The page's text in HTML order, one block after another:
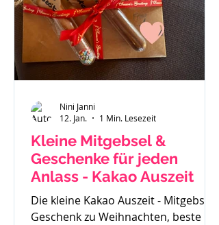
wir uns einen Fendt 470 gekauft.
Solide, gut verarbeitet und passend
für
Kleine Mitgebsel &
Geschenke für jeden
Anlass - Kakao Auszeit
Die kleine Kakao Auszeit - Mitgebsel,
Geschenk zu Weihnachten, beste
Nini Janni
12. Jan.
1 Min. Lesezeit